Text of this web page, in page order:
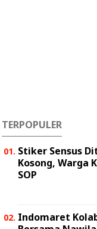
TERPOPULER
Stiker Sensus
Kosong, Warga
SOP
Indomaret